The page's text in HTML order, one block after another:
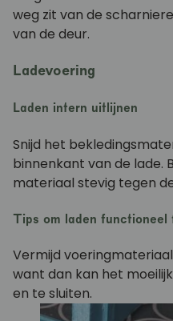
weg zit van de
van de deur.
Ladevoering
Laden intern uitlijnen
Snijd het
binnenkant van de lade.
materiaal stevig tegen
Tips om laden functioneel
Vermijd
want dan kan het
en te sluiten.